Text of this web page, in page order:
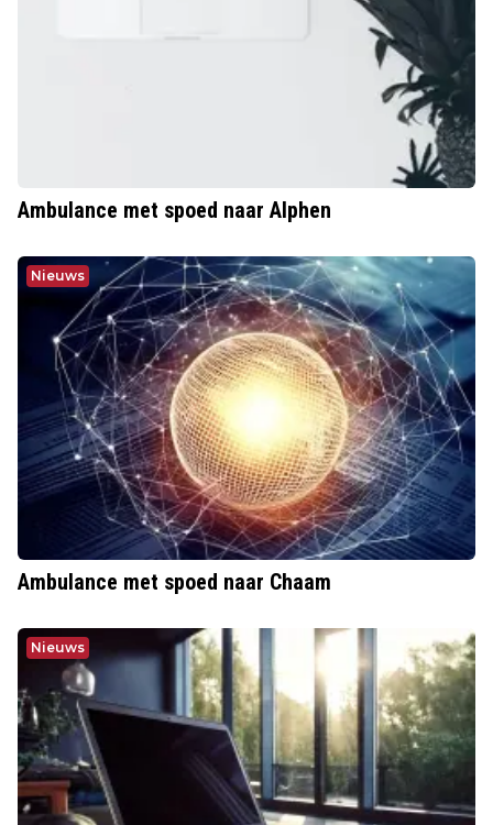
Ambulance met spoed naar Alphen
Nieuws
Ambulance met spoed naar Chaam
Nieuws